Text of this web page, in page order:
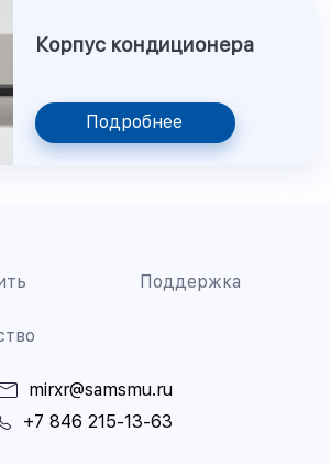
Корпус кондиционера
Подробнее
Поддержка
mirxr@samsmu.ru
+7 846 215-13-63